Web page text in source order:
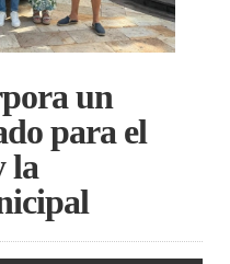
un
para el
la